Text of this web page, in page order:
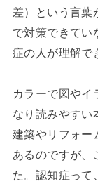
差）という言葉
で対策できてい
症の人が理解で
カラーで図やイ
なり読みやすい
建築やリフォー
あるのですが、
た。認知症って